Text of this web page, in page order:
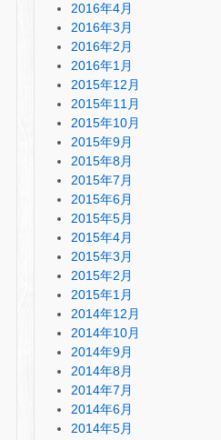
2016年4月
2016年3月
2016年2月
2016年1月
2015年12月
2015年11月
2015年10月
2015年9月
2015年8月
2015年7月
2015年6月
2015年5月
2015年4月
2015年3月
2015年2月
2015年1月
2014年12月
2014年10月
2014年9月
2014年8月
2014年7月
2014年6月
2014年5月